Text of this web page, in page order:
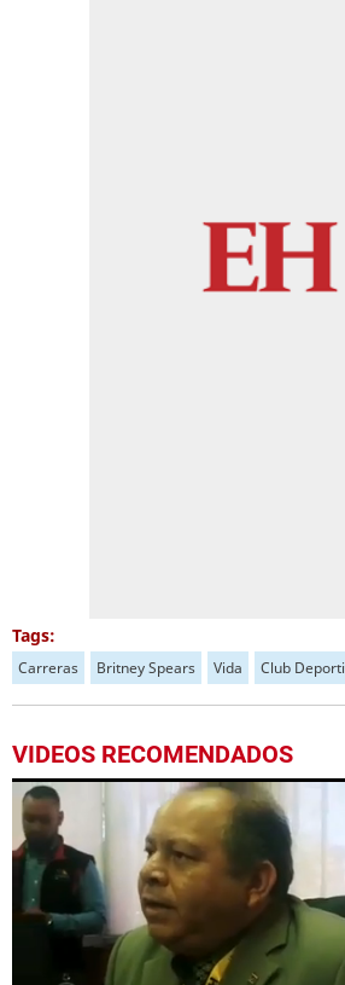
Tags:
Carreras Britney Spears Vida Club
VIDEOS RECOMENDADOS